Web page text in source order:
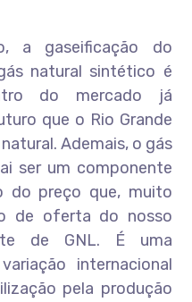
a gaseificação do
natural sintético é
do mercado já
que o Rio Grande
Ademais, o gás
ser um componente
do preço que, muito
de oferta do nosso
de GNL. É uma
internacional
pela produção